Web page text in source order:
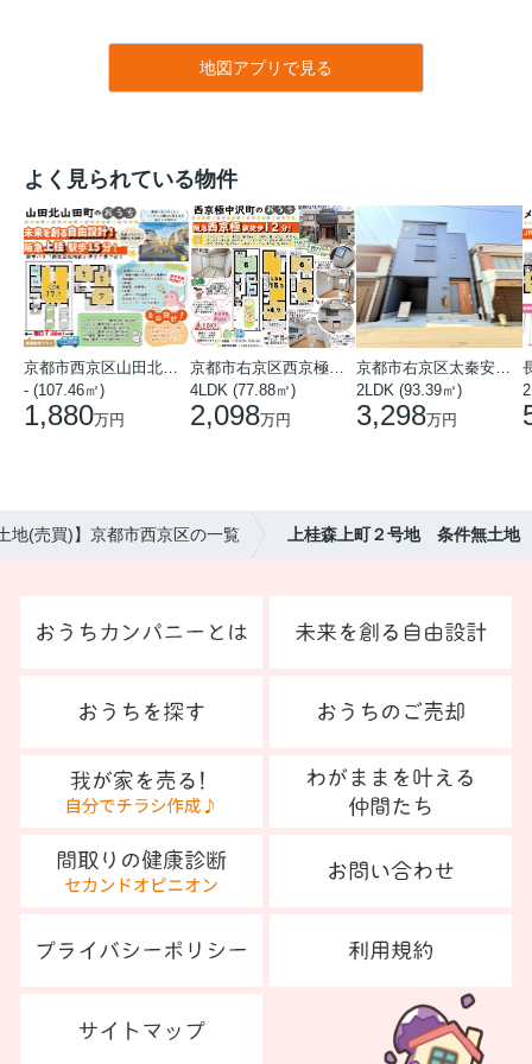
地図アプリで見る
よく見られている物件
- (107.46㎡)
1,880万円
4LDK (77.88㎡)
2,098万円
2LDK (93.39㎡)
3,298万円
地(売買)】京都市西京区の一覧 上桂森上町２号地 条件無土地